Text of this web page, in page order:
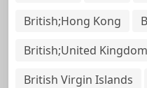
British;Hong Kong
British;United Kingdom
British Virgin Islands